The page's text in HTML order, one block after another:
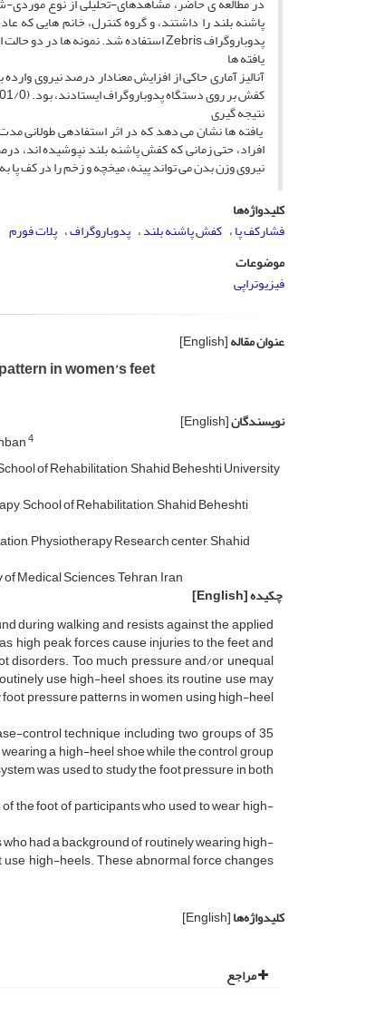
پاشنه بلند را داشتند، و گروه کنترل، خانم هایی
پدوباروگراف Zebris استفاده شد. نمونه ها در دو حالت ایستاتیک و دینامیک، بدون کفش بر روی دستگاه قرار می گرفتند.
یافته ها
آنالیز آماری حاکی از افزایش معنادار درصد نیروی
کفش بر روی دستگاه پدوباروگراف ایستادند، بود. (001/0>P)
نتیجه گیری
یافته ها نشان می دهد که در اثر استفاده­ی طولانی
افراد، حتی زمانی که کفش پاشنه بلند نپوشیده اند،
نیروی وزن بدن می تواند پینه، میخچه و زخم را در کف پا
کلیدواژه‌ها
فشارکف پا کفش پاشنه بلند پدوباروگراف پلات فورم
موضوعات
فیزیوتراپی
عنوان مقاله[English]
in women’s feet
نویسندگان[English]
4
of Rehabilitation, Shahid Beheshti University
School of Rehabilitation, Shahid Beheshti
Physiotherapy Research center, Shahid
Medical Sciences, Tehran, Iran
چکیده[English]
during walking and resists against the applied
high peak forces cause injuries to the feet and
disorders. Too much pressure and/or unequal
use high-heel shoes, its routine use may
pressure patterns in women using high-heel
control technique including two groups of 35
a high-heel shoe while the control group
was used to study the foot pressure in both
the foot of participants who used to wear high-
had a background of routinely wearing high-
high-heels. These abnormal force changes
کلیدواژه‌ها[English]
مراجع